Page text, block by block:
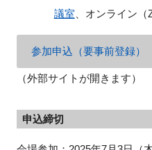
議室 、オンライン（
参加申込（要事前登録）
（外部サイトが開きます）
申込締切